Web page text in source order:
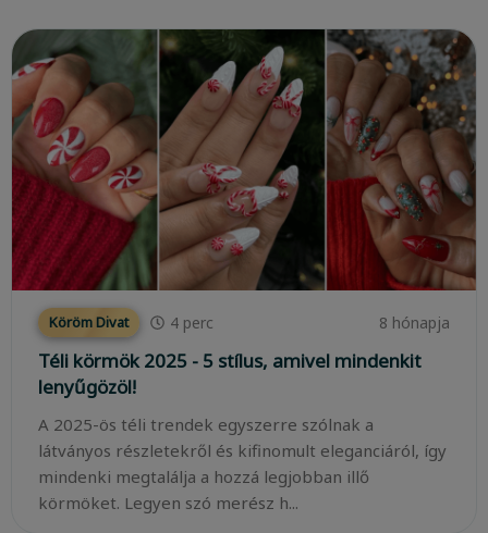
Köröm Divat 4 perc 8 hónapja
Téli körmök 2025 - 5 stílus, amivel mindenkit
lenyűgözöl!
A 2025-ös téli trendek egyszerre szólnak a
látványos részletekről és kifinomult eleganciáról, így
mindenki megtalálja a hozzá legjobban illő
körmöket. Legyen szó merész h...